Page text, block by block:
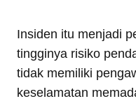
Insiden itu menjadi
tingginya risiko
tidak memiliki
keselamatan